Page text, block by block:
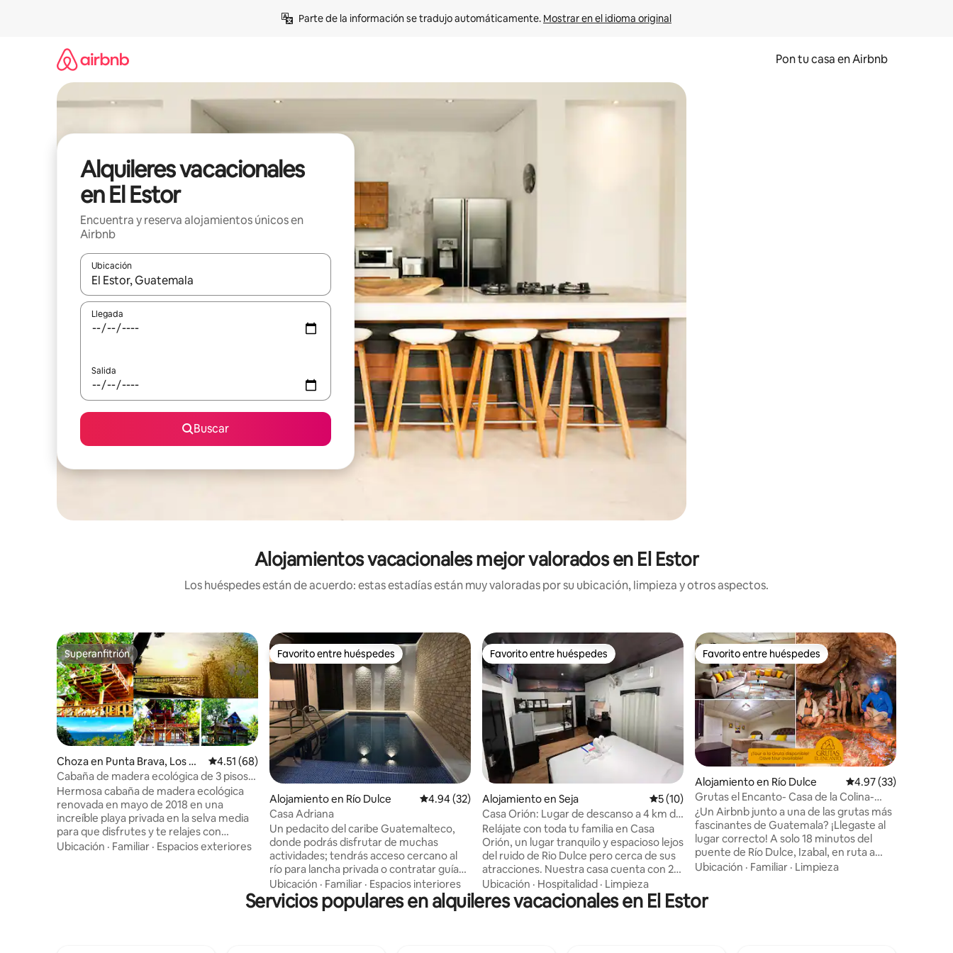
Parte de la información se tradujo automáticamente. Mostrar en el idioma original
Pon tu casa en Airbnb
Alquileres vacacionales
en El Estor
Encuentra y reserva alojamientos únicos en
Airbnb
Ubicación
Cuando los resultados estén disponibles, navega con las teclas de flecha hacia arriba y hacia abajo o explora con el tacto o desliza el dedo.
Llegada
Salida
Buscar
Alojamientos vacacionales mejor valorados en El Estor
Los huéspedes están de acuerdo: estas estadías están muy valoradas por su ubicación, limpieza y otros aspectos.
Superanfitrión
Superanfitrión
Choza en Punta Brava, Los A
mates
Calificación promedio: 4.51 de 5, 68 reseñas
4.51 (68)
Cabaña de madera ecológica de 3 pisos
en una playa magnífica
Hermosa cabaña de madera ecológica
renovada en mayo de 2018 en una
increíble playa privada en la selva media
para que disfrutes y te relajes con
amigos y familiares. Aquí la naturaleza
Guatemala, que lo deleita con mañanas
Ubicación · Familiar · Espacios exteriores
Favorito entre huéspedes
Favorito entre huéspedes
Alojamiento en Río Dulce Calificación promedio: 4.94 de 5, 32 reseñas
4.94 (32)
Casa Adriana
Un pedacito del caribe Guatemalteco,
donde podrás disfrutar de muchas
actividades; tendrás acceso cercano al
río para lancha privada o contratar guía
local, el puente está cercano y puedes
visitarlo para tomarte las fotografías
correspondientes para grabar esos
Ubicación · Familiar · Espacios interiores
Favorito entre huéspedes
Favorito entre huéspedes
Alojamiento en Seja Calificación promedio: 5 de 5, 10 reseñas
5 (10)
Casa Orión: Lugar de descanso a 4 km de
Río Dulce
Relájate con toda tu familia en Casa
Orión, un lugar tranquilo y espacioso lejos
del ruido de Rio Dulce pero cerca de sus
atracciones. Nuestra casa cuenta con 2
apartamentos, con cama principal y litera
cada habitación equipados con cocina,
cafetera, utensilios, electrodomésticos,
Ubicación · Hospitalidad · Limpieza
Favorito entre huéspedes
Favorito entre huéspedes
Alojamiento en Río Dulce Calificación
4.97 (33)
Grutas el Encanto- Casa de la Colina-
Ruta a Petén
¿Un Airbnb junto a una de las grutas más
fascinantes de Guatemala? ¡Llegaste al
lugar correcto! A solo 18 minutos del
puente de Río Dulce, Izabal, en ruta a
Petén, Casa de la Colina no es solo un
hospedarte con nosotros, reserva tu
Ubicación · Familiar · Limpieza
Servicios populares en alquileres vacacionales en El Estor